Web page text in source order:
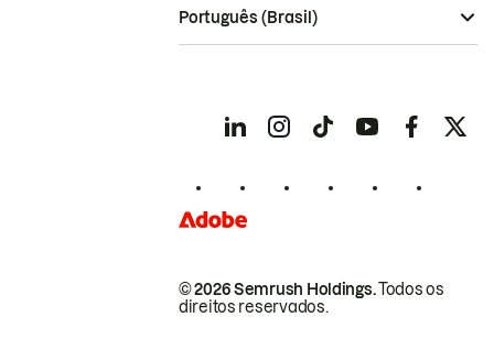
© 2026 Semrush Holdings.Todos os
direitos reservados.
Português (Brasil)